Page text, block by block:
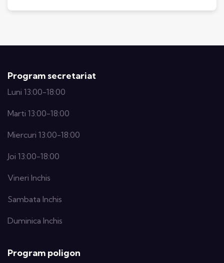
Program secretariat
Luni 13:00-18:00
Marti 13:00-18:00
Miercuri 13:00-18:00
Joi 13:00-18:00
Vineri Inchis
Sambata Inchis
Duminica Inchis
Program poligon